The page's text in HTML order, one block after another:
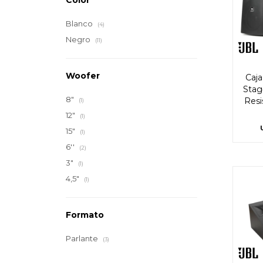
Blanco (4)
Negro (11)
Woofer
8" (1)
12" (1)
15" (1)
6'' (2)
3" (1)
4,5" (1)
Formato
Parlante (3)